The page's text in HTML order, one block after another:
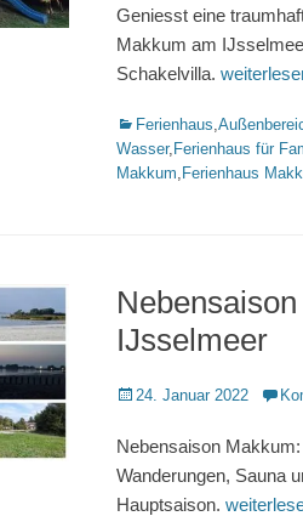
Geniesst eine
Makkum am
Schakelvilla.
Kategorien
Ferienhaus,
Wasser, Ferienhaus für
Makkum, Ferienhaus
IJsselmeer
Veröffentlicht
24. Januar 2022
Nebensaison
Wanderungen, Sauna
Hauptsaison.